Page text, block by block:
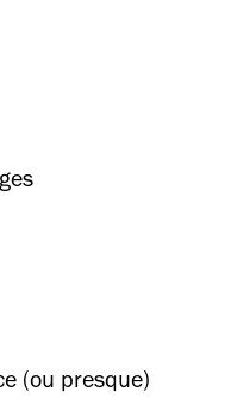
(ou presque)